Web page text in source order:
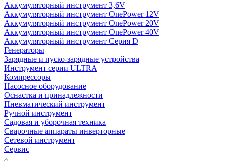
Аккумуляторный инструмент 3,6V
Аккумуляторный инструмент OnePower 12V
Аккумуляторный инструмент OnePower 20V
Аккумуляторный инструмент OnePower 40V
Аккумуляторный инструмент Серия D
Генераторы
Зарядные и пуско-зарядные устройства
Инструмент серии ULTRA
Компрессоры
Насосное оборудование
Оснастка и принадлежности
Пневматический инструмент
Ручной инструмент
Садовая и уборочная техника
Сварочные аппараты инверторные
Сетевой инструмент
Сервис